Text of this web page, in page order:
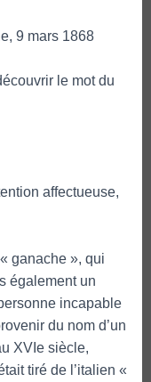
9 mars 1868
le mot du
affectueuse,
ganache », qui
également un
incapable
du nom d’un
XVIe siècle,
tiré de l’italien «